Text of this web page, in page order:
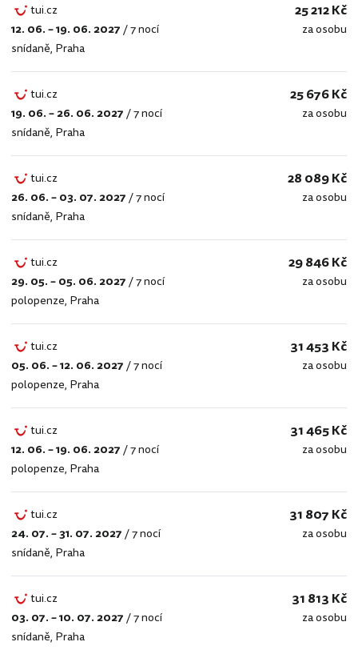
tui.cz
tui.cz
12. 06. – 19. 06. 2027/7 nocí
snídaně, Praha
25 212 Kč
za osobu
tui.cz
tui.cz
19. 06. – 26. 06. 2027/7 nocí
snídaně, Praha
25 676 Kč
za osobu
tui.cz
tui.cz
26. 06. – 03. 07. 2027/7 nocí
snídaně, Praha
28 089 Kč
za osobu
tui.cz
tui.cz
29. 05. – 05. 06. 2027/7 nocí
polopenze, Praha
29 846 Kč
za osobu
tui.cz
tui.cz
05. 06. – 12. 06. 2027/7 nocí
polopenze, Praha
31 453 Kč
za osobu
tui.cz
tui.cz
12. 06. – 19. 06. 2027/7 nocí
polopenze, Praha
31 465 Kč
za osobu
tui.cz
tui.cz
24. 07. – 31. 07. 2027/7 nocí
snídaně, Praha
31 807 Kč
za osobu
tui.cz
tui.cz
03. 07. – 10. 07. 2027/7 nocí
snídaně, Praha
31 813 Kč
za osobu